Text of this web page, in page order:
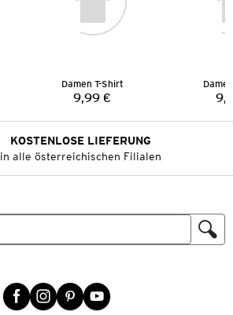
Damen T-Shirt
Preis:
9,99 €
KOSTENLOSE LIEFERUNG
in alle österreichischen Filialen